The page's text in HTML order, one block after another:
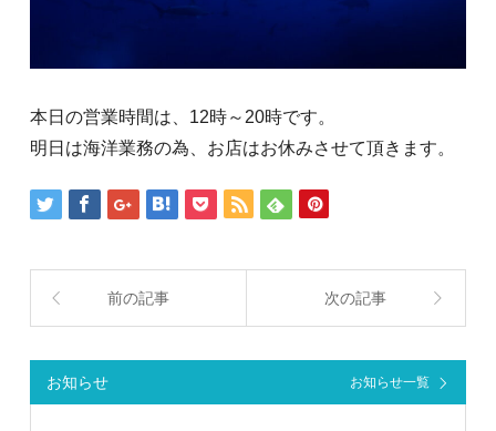
本日の営業時間は、12時～20時です。
明日は海洋業務の為、お店はお休みさせて頂きます。
前の記事 次の記事
お知らせ お知らせ一覧